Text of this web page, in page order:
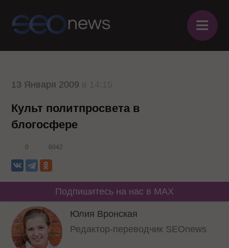
≡
13 Января 2009
Культ политпросвета в
блогосфере
0 6042
Подпишитесь на нас в MAX
Юлия Вронская
Редактор-переводчик SEOnews